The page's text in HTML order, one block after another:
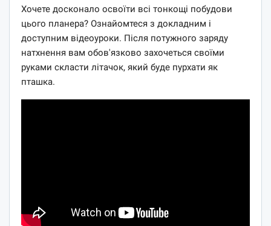
Хочете досконало освоїти всі тонкощі побудови
цього планера? Ознайомтеся з докладним і
доступним відеоуроки. Після потужного заряду
натхнення вам обов'язково захочеться своїми
руками скласти літачок, який буде пурхати як
пташка.